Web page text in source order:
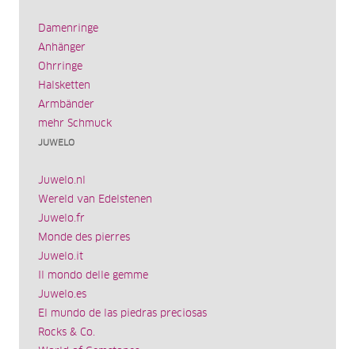
Damenringe
Anhänger
Ohrringe
Halsketten
Armbänder
mehr Schmuck
JUWELO
Juwelo.nl
Wereld van Edelstenen
Juwelo.fr
Monde des pierres
Juwelo.it
Il mondo delle gemme
Juwelo.es
El mundo de las piedras preciosas
Rocks & Co.